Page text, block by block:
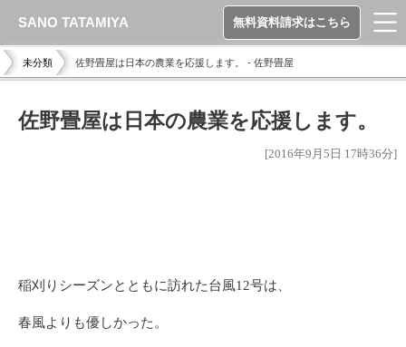
未分類 佐野畳屋は日本の農業を応援します。 - 佐野畳屋
佐野畳屋は日本の農業を応援します。
[2016年9月5日 17時36分]
稲刈りシーズンとともに訪れた台風12号は、
春風よりも優しかった。
SANO TATAMIYA 無料資料請求はこちら